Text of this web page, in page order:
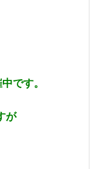
です。
が